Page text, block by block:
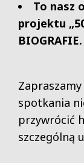
To nasz
projektu
spotkania
przywrócić
szczególną